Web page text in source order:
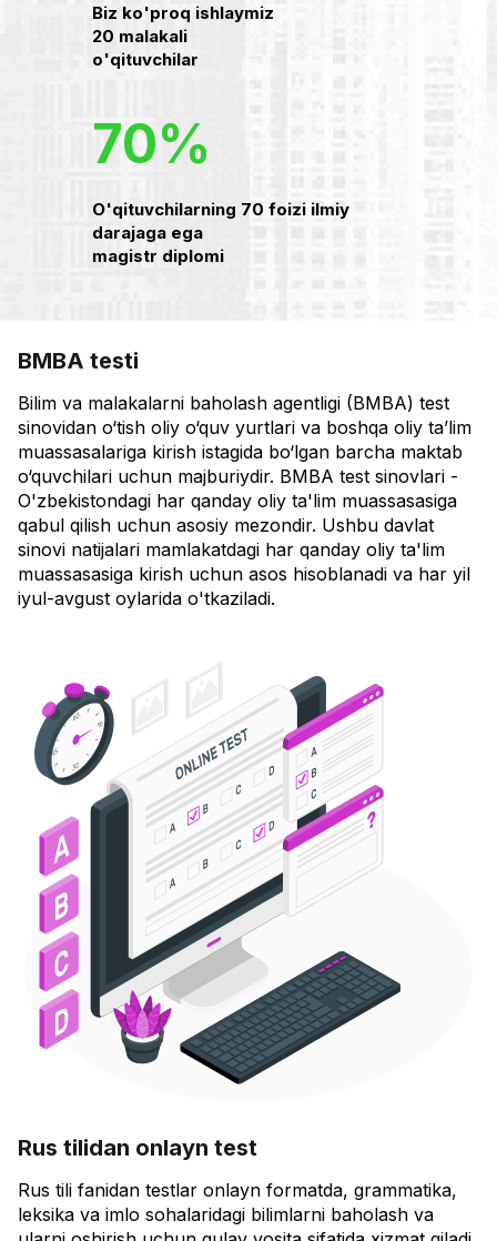
Biz ko'proq ishlaymiz
20 malakali
o'qituvchilar
70%
O'qituvchilarning 70 foizi ilmiy
darajaga ega
magistr diplomi
BMBA testi
Bilim va malakalarni baholash agentligi (BMBA) test
sinovidan o‘tish oliy o‘quv yurtlari va boshqa oliy ta’lim
muassasalariga kirish istagida bo‘lgan barcha maktab
o‘quvchilari uchun majburiydir. BMBA test sinovlari -
O'zbekistondagi har qanday oliy ta'lim muassasasiga
qabul qilish uchun asosiy mezondir. Ushbu davlat
sinovi natijalari mamlakatdagi har qanday oliy ta'lim
muassasasiga kirish uchun asos hisoblanadi va har yil
iyul-avgust oylarida o'tkaziladi.
Rus tilidan onlayn test
Rus tili fanidan testlar onlayn formatda, grammatika,
leksika va imlo sohalaridagi bilimlarni baholash va